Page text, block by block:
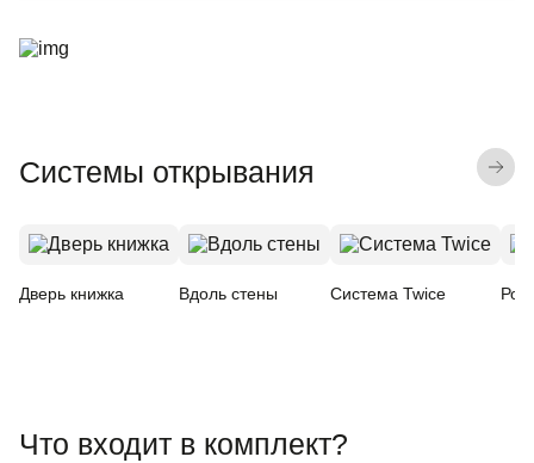
Системы открывания
Дверь книжка Вдоль стены Система Twice
Что входит в комплект?